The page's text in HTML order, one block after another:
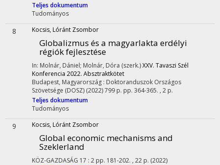
Teljes dokumentum
Tudományos
8 Kocsis, Lóránt Zsombor
Globalizmus és a magyarlakta erdélyi
régiók fejlesztése
In: Molnár, Dániel; Molnár, Dóra (szerk.)XXV. Tavaszi Szél
Konferencia 2022. Absztraktkötet
Budapest, Magyarország : Doktoranduszok Országos
Szövetsége (DOSZ) (2022)799 p. pp. 364-365. , 2 p.
Teljes dokumentum
Tudományos
9 Kocsis, Lóránt Zsombor
Global economic mechanisms and
Szeklerland
KÖZ-GAZDASÁG 17 : 2 pp. 181-202. , 22 p. (2022)